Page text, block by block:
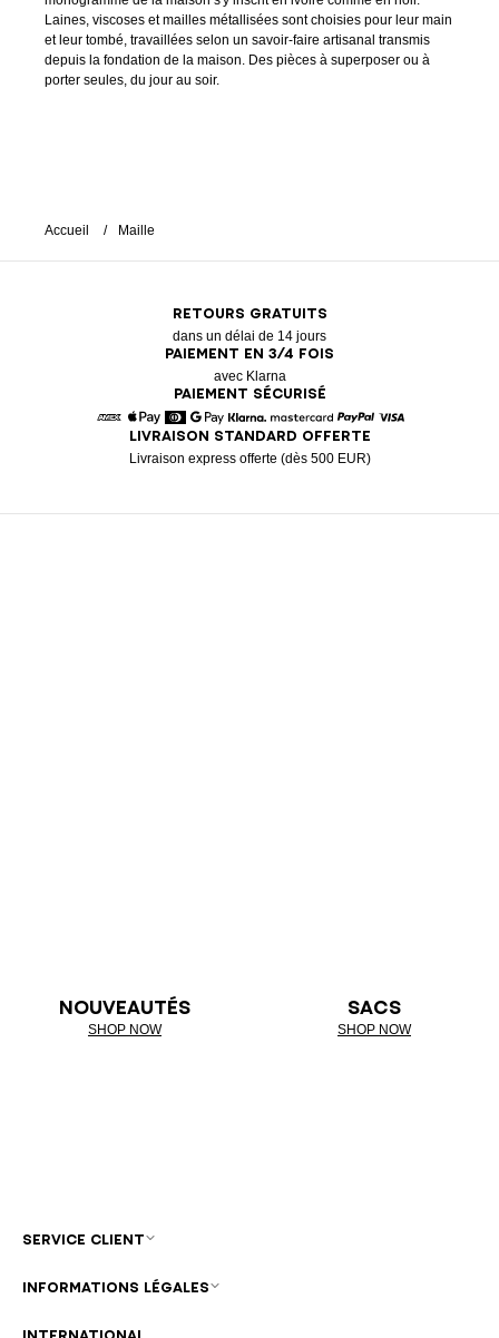
Laines, viscoses et mailles métallisées sont choisies pour leur main
et leur tombé, travaillées selon un savoir-faire artisanal transmis
depuis la fondation de la maison. Des pièces à superposer ou à
porter seules, du jour au soir.
Accueil Maille
RETOURS GRATUITS
dans un délai de 14 jours
PAIEMENT EN 3/4 FOIS
avec Klarna
PAIEMENT SÉCURISÉ
American Express
Apple Pay
DinersGoogle Pay
Klarna MastercardPaypal
LIVRAISON STANDARD OFFERTE
Livraison express offerte (dès 500 EUR)
NOUVEAUTÉS
SHOP NOW
SACS
SHOP NOW
INTERNATIONAL
SERVICE CLIENT
INFORMATIONS LÉGALES